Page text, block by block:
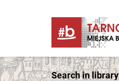
Search in library